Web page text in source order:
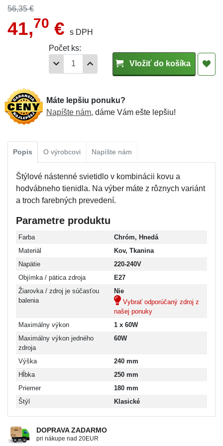
56,35 €
41,70 €
s DPH
Počet ks:
Vložiť do košíka
Máte lepšiu ponuku?
Napíšte nám, dáme Vám ešte lepšiu!
Popis O výrobcovi Napíšte nám
Štýlové nástenné svietidlo v kombinácii kovu a
hodvábneho tienidla. Na výber máte z rôznych variánt
a troch farebných prevedení.
Parametre produktu
Farba
Chróm, Hnedá
Materiál
Kov, Tkanina
Napätie
220-240V
Objímka / pätica zdroja
E27
Žiarovka / zdroj je súčasťou
balenia
Nie
Vybrať odporúčaný zdroj z
našej ponuky
Maximálny výkon
1 x 60W
Maximálny výkon jedného
zdroja
60W
Výška
240 mm
Hĺbka
250 mm
Priemer
180 mm
Štýl
Klasické
DOPRAVA ZADARMO
pri nákupe nad 20EUR